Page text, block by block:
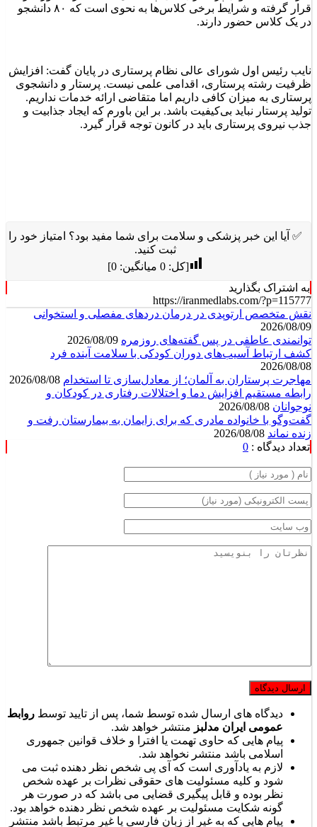
قرار گرفته و شرایط برخی کلاس‌ها به نحوی است که ۸۰ دانشجو
در یک کلاس حضور دارند.
نایب رئیس اول شورای عالی نظام پرستاری در پایان گفت: افزایش
ظرفیت رشته پرستاری، اقدامی علمی نیست. پرستار و دانشجوی
پرستاری به میزان کافی داریم اما متقاضی ارائه‌ خدمات نداریم.
تولید پرستار نباید بی‌کیفیت باشد. بر این باورم که ایجاد جذابیت و
جذب نیروی پرستاری باید در کانون توجه قرار گیرد.
✅ آیا این خبر پزشکی و سلامت برای شما مفید بود؟ امتیاز خود را
ثبت کنید.
[کل:0 میانگین:0
]
به اشتراک بگذارید
https://iranmedlabs.com/?p=115777
نقش متخصص ارتوپدی در درمان دردهای مفصلی و استخوانی
2026/08/09
توانمندی عاطفی در پس گفته‌های روزمره
کشف ارتباط آسیب‌های دوران کودکی با سلامت آینده فرد
2026/08/08
مهاجرت پرستاران به آلمان؛ از معادل‌سازی تا استخدام
رابطه مستقیم افزایش دما و اختلالات رفتاری در کودکان و
نوجوانان
گفت‌وگو با خانواده مادری که برای زایمان به بیمارستان رفت و
زنده نماند
تعداد دیدگاه : 0
دیدگاه های ارسال شده توسط شما، پس از تایید توسط روابط
عمومی ایران مدلبز منتشر خواهد شد.
پیام هایی که حاوی تهمت یا افترا و خلاف قوانین جمهوری
اسلامی باشد منتشر نخواهد شد.
لازم به یادآوری است که آی پی شخص نظر دهنده ثبت می
شود و کلیه مسئولیت های حقوقی نظرات بر عهده شخص
نظر بوده و قابل پیگیری قضایی می باشد که در صورت هر
گونه شکایت مسئولیت بر عهده شخص نظر دهنده خواهد بود.
پیام هایی که به غیر از زبان فارسی یا غیر مرتبط باشد منتشر